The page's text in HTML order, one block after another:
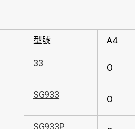
型號 A4
33 O
SG933 O
SG933P